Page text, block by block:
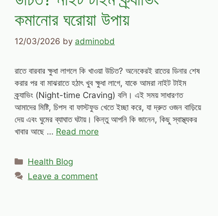
কমানোর ঘরোয়া উপায়
12/03/2026 by adminobd
রাতে বারবার ক্ষুধা লাগলে কি খাওয়া উচিত? অনেকেরই রাতের ডিনার শেষ
করার পর বা মাঝরাতে হঠাৎ খুব ক্ষুধা লাগে, যাকে আমরা নাইট টাইম
ক্র্যাভিং (Night-time Craving) বলি। এই সময় সাধারণত
আমাদের মিষ্টি, চিপস বা ফাস্টফুড খেতে ইচ্ছা করে, যা দ্রুত ওজন বাড়িয়ে
দেয় এবং ঘুমের ব্যাঘাত ঘটায়। কিন্তু আপনি কি জানেন, কিছু স্বাস্থ্যকর
খাবার আছে … Read more
Categories
Health Blog
Leave a comment